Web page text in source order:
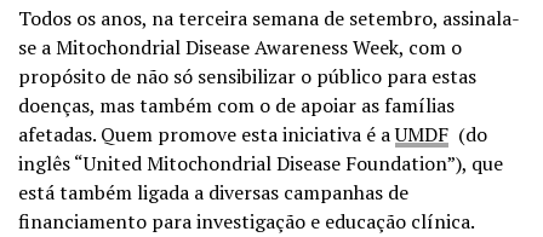
Todos os anos, na terceira semana de setembro, assinala-
se a Mitochondrial Disease Awareness Week, com o
propósito de não só sensibilizar o público para estas
doenças, mas também com o de apoiar as famílias
afetadas. Quem promove esta iniciativa é aUMDF (do
inglês “United Mitochondrial Disease Foundation”), que
está também ligada a diversas campanhas de
financiamento para investigação e educação clínica.